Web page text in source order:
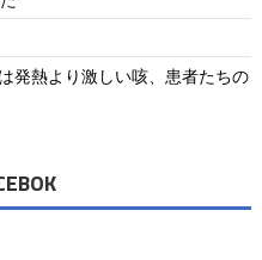
熱より激しい咳、患者たちの